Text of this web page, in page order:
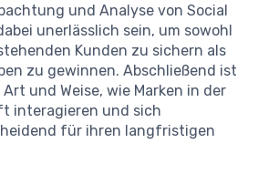
und Analyse von Social
unerlässlich sein, um sowohl
Kunden zu sichern als
zu gewinnen. Abschließend ist
und Weise, wie Marken in der
interagieren und sich
für ihren langfristigen